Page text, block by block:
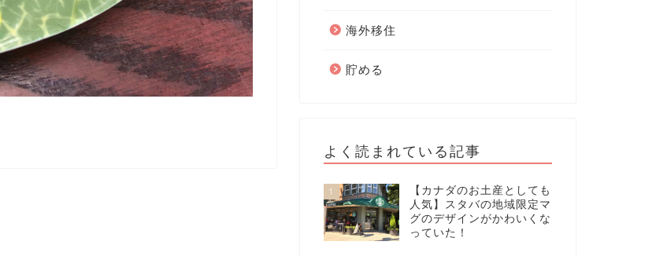
海外移住
貯める
よく読まれている記事
1
【カナダのお土産としても
人気】スタバの地域限定マ
グのデザインがかわいくな
っていた！